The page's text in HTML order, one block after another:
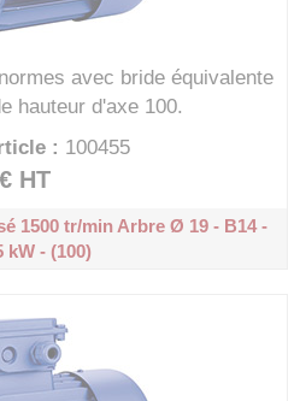
avec bride équivalente
hauteur d'axe 100.
: 100455
HT
1500 tr/minArbre Ø 19 - B14 -
kW - (100)